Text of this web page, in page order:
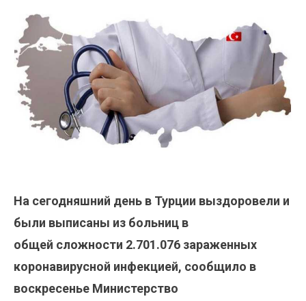
На сегодняшний день в Турции выздоровели и
были выписаны из больниц в
общей сложности 2.701.076 зараженных
коронавирусной инфекцией, сообщило в
воскресенье Министерство